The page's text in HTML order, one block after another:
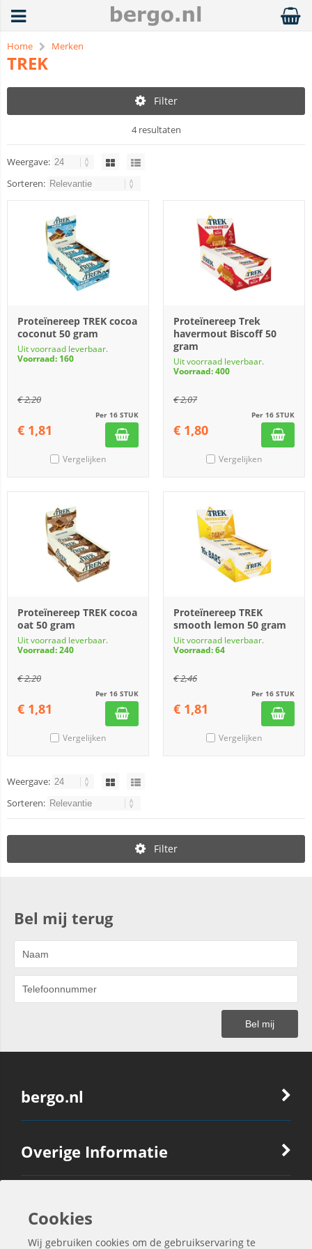
Home Merken
TREK
Filter
4 resultaten
Weergave:
Sorteren:
Proteïnereep TREK cocoa
coconut 50 gram
Uit voorraad leverbaar.
Voorraad: 160
€2,20
Per 16 STUK
€ 1,81
Vergelijken
Proteïnereep Trek
havermout Biscoff 50
gram
Uit voorraad leverbaar.
Voorraad: 400
€2,07
Per 16 STUK
€ 1,80
Vergelijken
Proteïnereep TREK cocoa
oat 50 gram
Uit voorraad leverbaar.
Voorraad: 240
€2,20
Per 16 STUK
€ 1,81
Vergelijken
Proteïnereep TREK
smooth lemon 50 gram
Uit voorraad leverbaar.
Voorraad: 64
€2,46
Per 16 STUK
€ 1,81
Vergelijken
Weergave:
Sorteren:
Filter
Bel mij terug
bergo.nl
Overige Informatie
Ook Interessant
Cookies
Wij gebruiken cookies om de gebruikservaring te